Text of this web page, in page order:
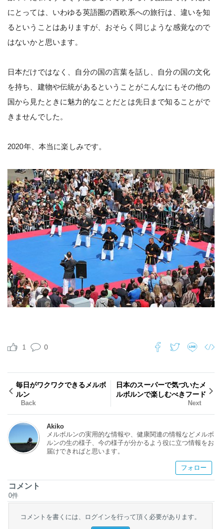
にとっては、いわゆる英語圏の西欧系への旅行は、違いを知
るということはありますが、おそらく同じような感覚なので
はないかと思います。
日本だけではなく、自分の国の言葉を話し、自分の国の文化
を持ち、建物や伝統があるということがこんなにもその他の
国から見たときに魅力的なことだとは先日まで知ることがで
きませんでした。
2020年、本当に楽しみです。
1 0
毎日がワクワクできるメルボ
ルン
Back
日本のスーパーで気づいたメ
ルボルンで楽しむべきフード
Next
Akiko
メルボルンの実用的な情報や、健康関連の情報などメルボ
ルンの生の様子、今の様子が分かるよう役に立つ情報をお
届けできればと思います。
フォロー
コメント
0件
コメントを書くには、ログインを行って頂く必要があります。